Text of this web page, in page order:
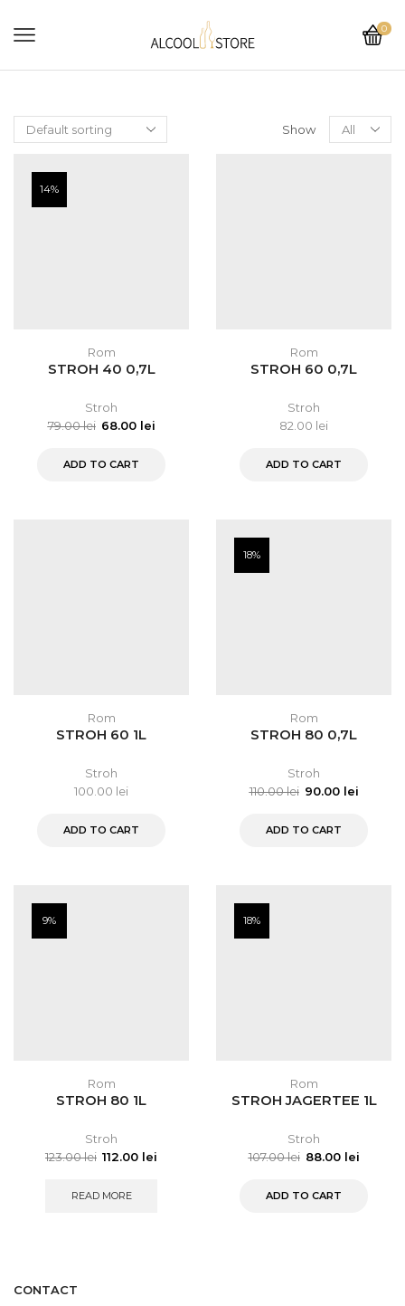
0
Show
14%
Rom
STROH 40 0,7L
Stroh
79.00lei 68.00 lei
ADD TO CART
Rom
STROH 60 0,7L
Stroh
82.00 lei
ADD TO CART
Rom
STROH 60 1L
Stroh
100.00 lei
ADD TO CART
18%
Rom
STROH 80 0,7L
Stroh
110.00lei 90.00 lei
ADD TO CART
9%
Rom
STROH 80 1L
Stroh
123.00lei 112.00 lei
READ MORE
18%
Rom
STROH JAGERTEE 1L
Stroh
107.00lei 88.00 lei
ADD TO CART
CONTACT